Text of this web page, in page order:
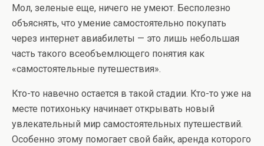
Мол, зеленые еще, ничего не умеют. Бесполезно
объяснять, что умение самостоятельно покупать
через интернет авиабилеты — это лишь небольшая
часть такого всеобъемлющего понятия как
«самостоятельные путешествия».
Кто-то навечно остается в такой стадии. Кто-то уже на
месте потихоньку начинает открывать новый
увлекательный мир самостоятельных путешествий.
Особенно этому помогает свой байк, аренда которого